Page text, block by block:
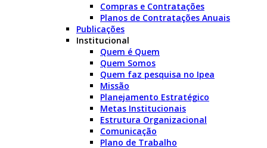
Compras e Contratações
Planos de Contratações Anuais
Publicações
Institucional
Quem é Quem
Quem Somos
Quem faz pesquisa no Ipea
Missão
Planejamento Estratégico
Metas Institucionais
Estrutura Organizacional
Comunicação
Plano de Trabalho